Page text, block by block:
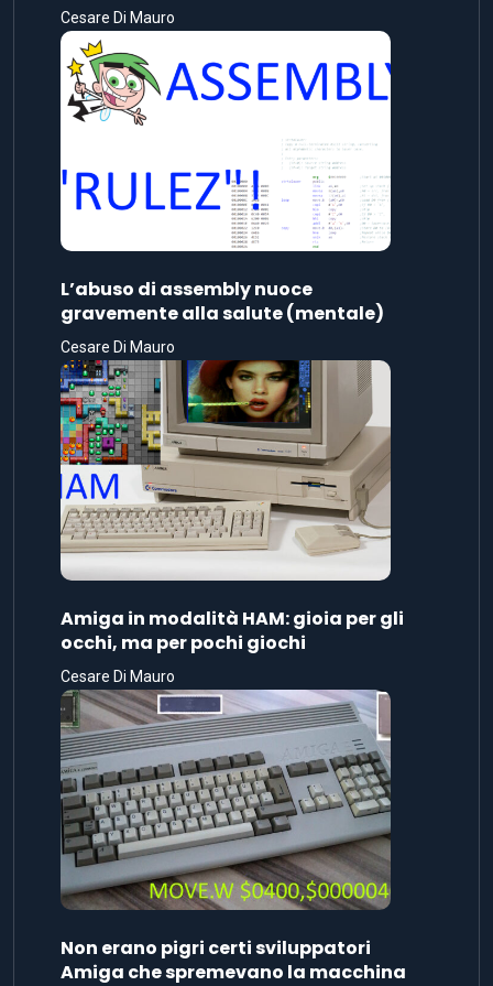
Cesare Di Mauro
L’abuso di assembly nuoce
gravemente alla salute (mentale)
Cesare Di Mauro
Amiga in modalità HAM: gioia per gli
occhi, ma per pochi giochi
Cesare Di Mauro
Non erano pigri certi sviluppatori
Amiga che spremevano la macchina